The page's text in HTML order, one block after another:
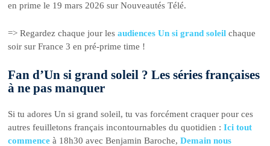
en prime le 19 mars 2026 sur Nouveautés Télé.
=> Regardez chaque jour lesaudiences Un si grand soleil chaque
soir sur France 3 en pré-prime time !
Fan d’Un si grand soleil ? Les séries françaises
à ne pas manquer
Si tu adores Un si grand soleil, tu vas forcément craquer pour ces
autres feuilletons français incontournables du quotidien :Ici tout
commence à 18h30 avec Benjamin Baroche,Demain nous